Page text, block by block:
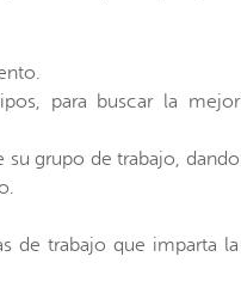
para buscar la mejor
grupo de trabajo, dando
de trabajo que imparta la